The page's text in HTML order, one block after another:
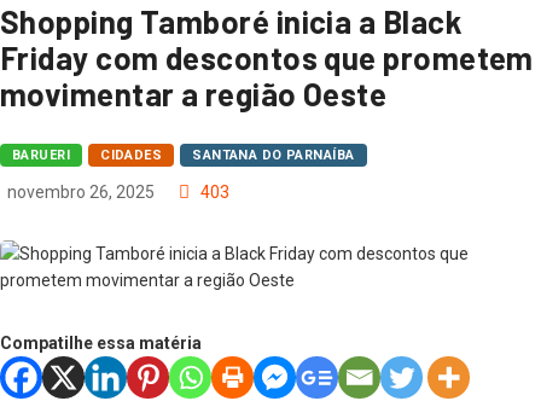
Shopping Tamboré inicia a Black
Friday com descontos que prometem
movimentar a região Oeste
BARUERI CIDADES SANTANA DO PARNAÍBA
novembro 26, 2025 403
Compatilhe essa matéria